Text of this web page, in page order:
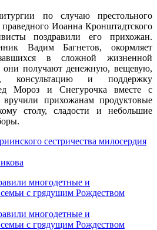
по случаю престольного
праведного Иоанна Кронштадтского
поздравили его прихожан.
Вадим Багнетов, окормляет
в сложной жизненной
они получают денежную, вещевую,
консультацию и поддержку
Мороз и Снегурочка вместе с
прихожанам продуктовые
столу, сладости и небольшие
сестричества милосердия